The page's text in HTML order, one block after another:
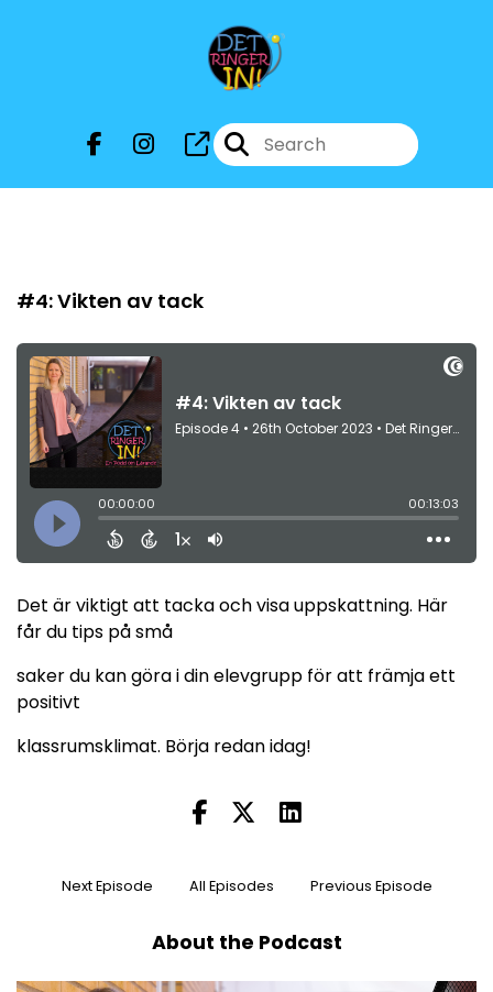
#4: Vikten av tack
Det är viktigt att tacka och visa uppskattning. Här
får du tips på små
saker du kan göra i din elevgrupp för att främja ett
positivt
klassrumsklimat. Börja redan idag!
Next Episode All Episodes Previous Episode
About the Podcast